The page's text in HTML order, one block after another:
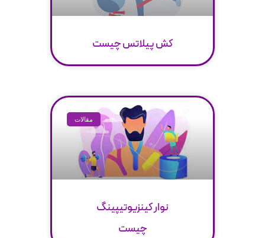
کش پیلاتس چیست
مقالات
نوار کینزیوتیپینگ
چیست